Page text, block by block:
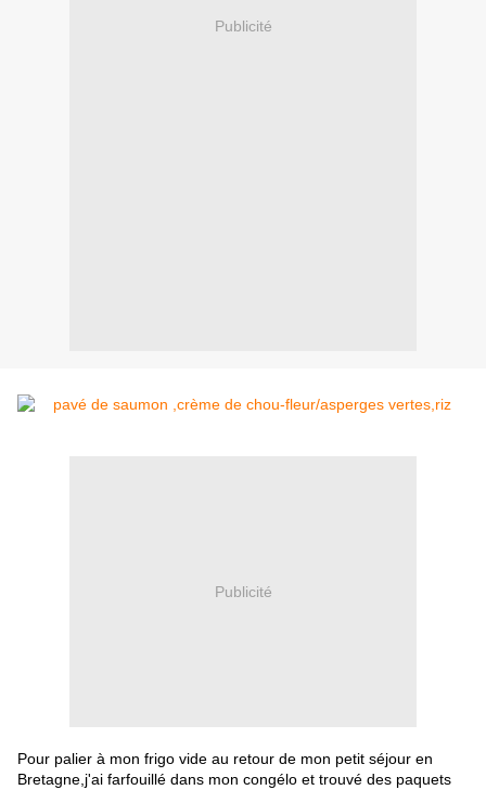
Publicité
Publicité
Pour palier à mon frigo vide au retour de mon petit séjour en
Bretagne,j'ai farfouillé dans mon congélo et trouvé des paquets